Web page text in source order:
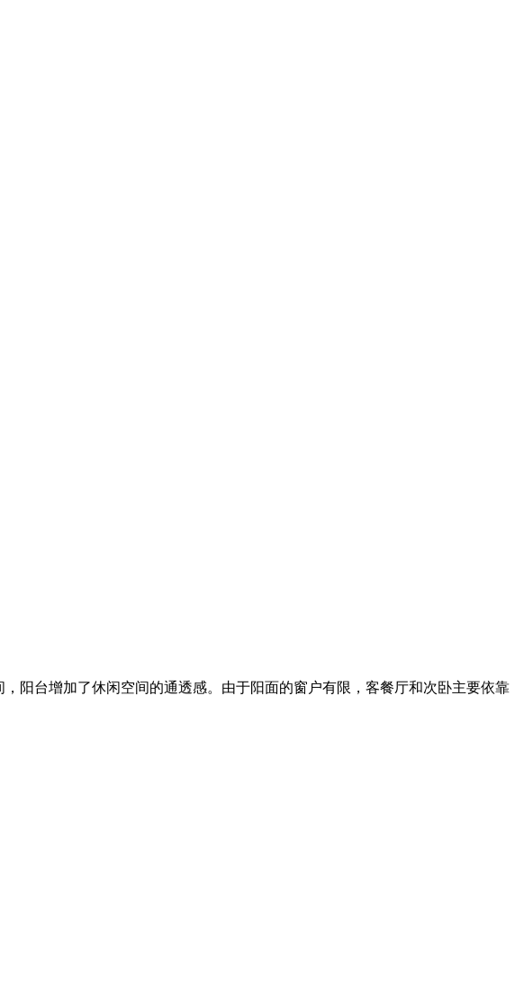
阳台增加了休闲空间的通透感。由于阳面的窗户有限，客餐厅和次卧主要依靠